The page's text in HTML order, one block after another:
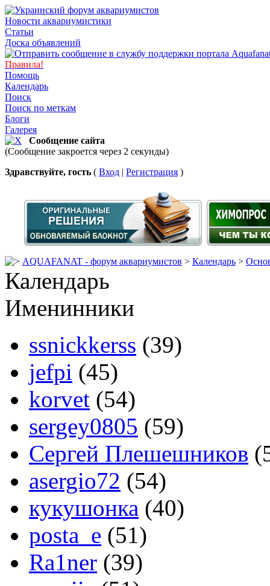
Новости аквариумистики
Статьи
Доска объявлений
Правила!
Помощь
Календарь
Поиск
Поиск по меткам
Блоги
Галерея
Сообщение сайта
(Сообщение закроется через 2 секунды)
Здравствуйте, гость ( Вход | Регистрация )
AQUAFANAT - форум аквариумистов > Календарь >
Календарь
Именинники
ssnickkerss (39)
jefpi (45)
korvet (54)
sergey0805 (59)
Сергей Плешешников
asergio72 (54)
кукушонка (40)
posta_e (51)
Ra1ner (39)